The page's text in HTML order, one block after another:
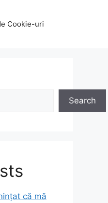
Cookie-uri
Search
că mă